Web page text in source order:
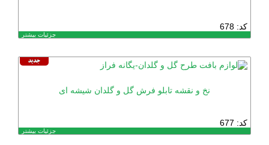
کد: 678
جزئیات بیشتر
نخ و نقشه تابلو فرش گل و گلدان شیشه ای
کد: 677
جزئیات بیشتر